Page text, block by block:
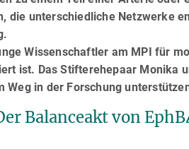
die unterschiedliche Netzwerke
Wissenschaftler am MPI für
ist. Das Stifterehepaar Monika
Weg in der Forschung
Balanceakt von